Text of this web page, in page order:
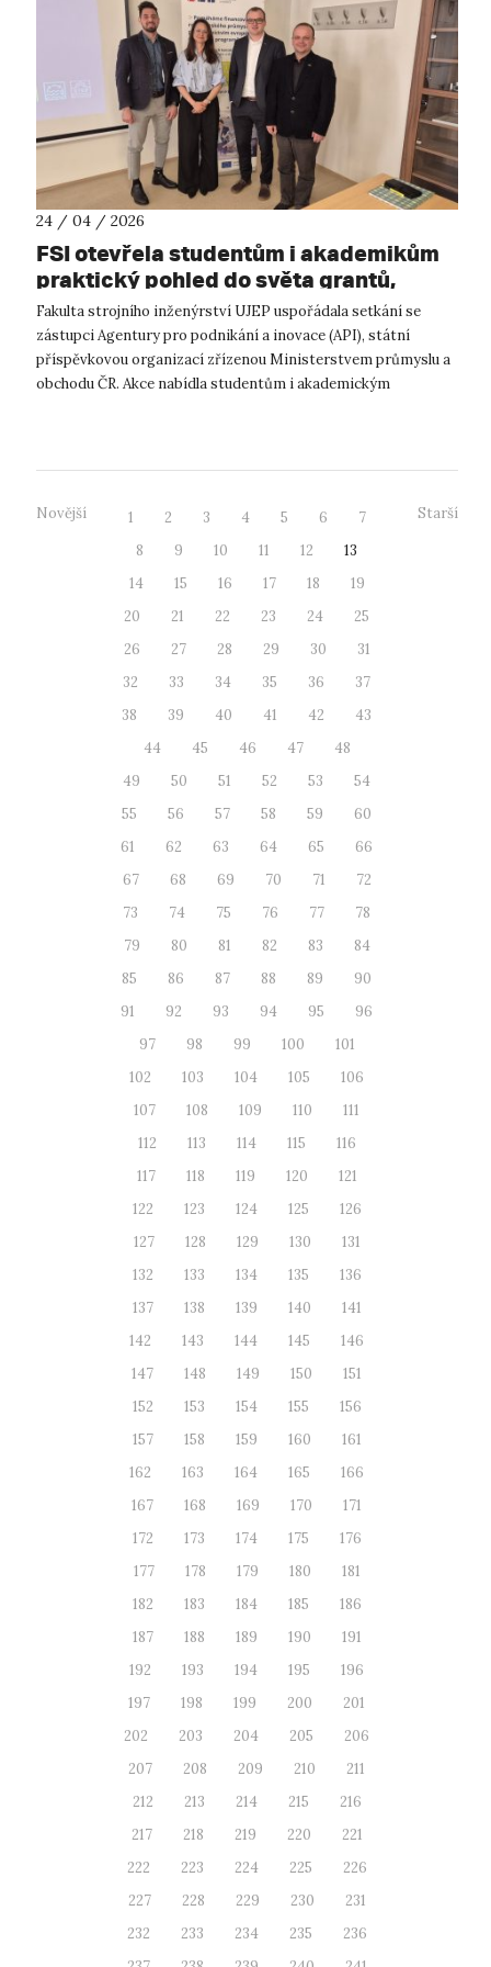
24 / 04 / 2026
FSI otevřela studentům i akademikům
praktický pohled do světa grantů,
dotací a projektové podpory
Fakulta strojního inženýrství UJEP uspořádala setkání se
zástupci Agentury pro podnikání a inovace (API), státní
příspěvkovou organizací zřízenou Ministerstvem průmyslu a
obchodu ČR. Akce nabídla studentům i akademickým
Novější 1 2 3 4 5 6
7
8
9 10 11 12
13
14
15 16 17 18
19
20
21 22 23 24
25
26
27 28 29 30
31
32
33 34 35 36
37
38
39 40 41 42
43
44
45 46 47
48
49
50 51 52 53
54
55
56 57 58 59
60
61
62 63 64 65
66
67
68 69 70 71
72
73
74 75 76 77
78
79
80 81 82 83
84
85
86 87 88 89
90
91
92 93 94 95
96
97
98 99 100
101
102
103 104 105
106
107
108 109 110
111
112
113 114 115
116
117
118 119 120
121
122
123 124 125
126
127
128 129 130
131
132
133 134 135
136
137
138 139 140
141
142
143 144 145
146
147
148 149 150
151
152
153 154 155
156
157
158 159 160
161
162
163 164 165
166
167
168 169 170
171
172
173 174 175
176
177
178 179 180
181
182
183 184 185
186
187
188 189 190
191
192
193 194 195
196
197
198 199 200
201
202
203 204 205
206
207
208 209 210
211
212
213 214 215
216
217
218 219 220
221
222
223 224 225
226
227
228 229 230
231
232
233 234 235
236
Starší